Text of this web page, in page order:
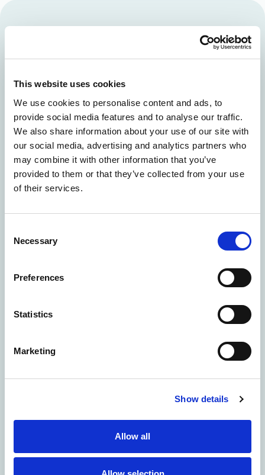
This website uses cookies
We use cookies to personalise content and ads, to
provide social media features and to analyse our traffic.
We also share information about your use of our site with
our social media, advertising and analytics partners who
may combine it with other information that you’ve
provided to them or that they’ve collected from your use
of their services.
Selection
Necessary
Preferences
Statistics
Marketing
Show details
Allow all
Oubliez le papier et le crayon et
réduisez les tâches
Ne consacrez pas la fin de votre
journée à la saisie de données et
à l'établissement de rapports.
Remplissez vos formulaires en
quelques minutes, directement sur
votre lieu de travail !